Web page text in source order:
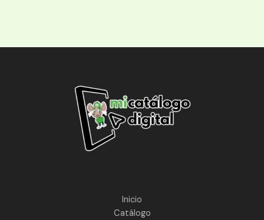
Inicio
Catálogo